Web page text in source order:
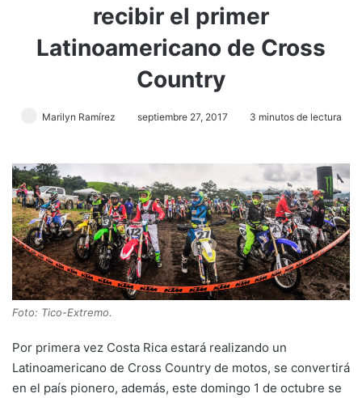
recibir el primer
Latinoamericano de Cross
Country
Marilyn Ramírez septiembre 27, 2017 3 minutos de lectura
Foto: Tico-Extremo.
Por primera vez Costa Rica estará realizando un
Latinoamericano de Cross Country de motos, se convertirá
en el país pionero, además, este domingo 1 de octubre se